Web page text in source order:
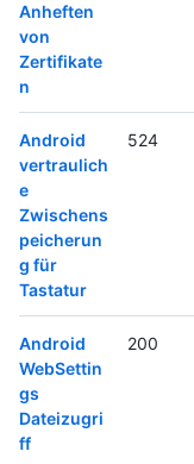
Anheften
von
Zertifikate
n
Android
vertraulich
e
Zwischens
peicherun
g für
Tastatur
524
Android
WebSettin
gs
Dateizugri
ff
200